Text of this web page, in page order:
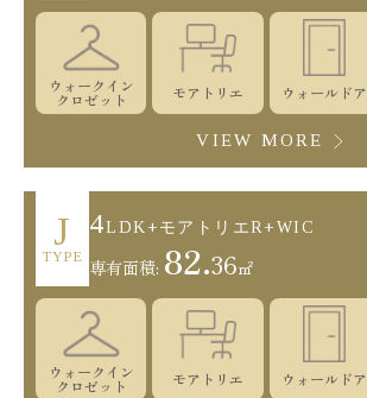
ウォークイン
クロゼット モアトリエ ウォールドア
VIEW MORE
J
TYPE
4LDK+モアトリエR+WIC
専有面積: 82.36㎡
ウォークイン
クロゼット モアトリエ ウォールドア